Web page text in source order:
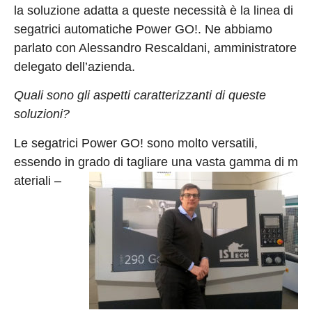
la soluzione adatta a queste necessità è la linea di
segatrici automatiche Power GO!. Ne abbiamo
parlato con Alessandro Rescaldani, amministratore
delegato dell’azienda.
Quali sono gli aspetti caratterizzanti di queste
soluzioni?
Le segatrici Power GO! sono molto versatili,
essendo in grado di tagliare una vasta gamma di m
ateriali –